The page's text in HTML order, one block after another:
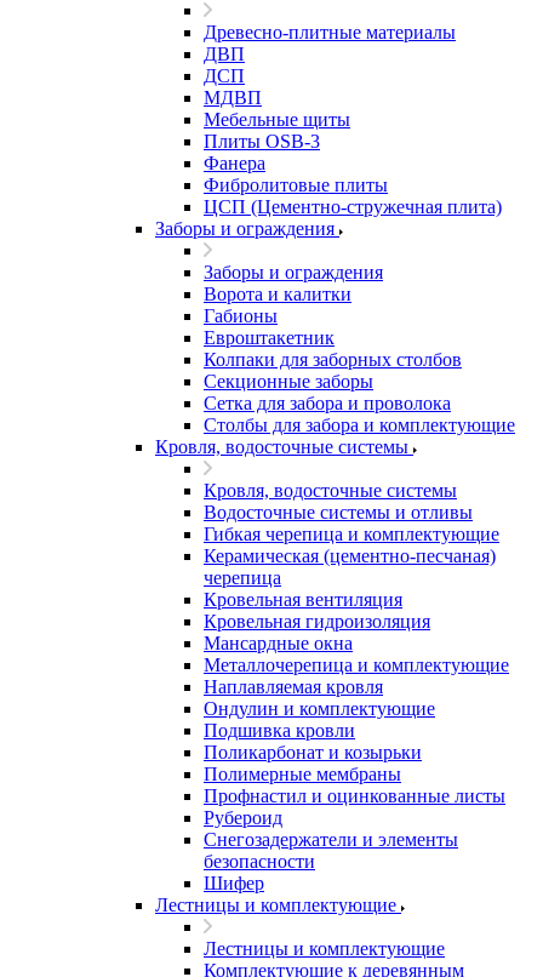
Древесно-плитные материалы
ДВП
ДСП
МДВП
Мебельные щиты
Плиты OSB-3
Фанера
Фибролитовые плиты
ЦСП (Цементно-стружечная плита)
Заборы и ограждения
Заборы и ограждения
Ворота и калитки
Габионы
Евроштакетник
Колпаки для заборных столбов
Секционные заборы
Сетка для забора и проволока
Столбы для забора и комплектующие
Кровля, водосточные системы
Кровля, водосточные системы
Водосточные системы и отливы
Гибкая черепица и комплектующие
Керамическая (цементно-песчаная)
черепица
Кровельная вентиляция
Кровельная гидроизоляция
Мансардные окна
Металлочерепица и комплектующие
Наплавляемая кровля
Ондулин и комплектующие
Подшивка кровли
Поликарбонат и козырьки
Полимерные мембраны
Профнастил и оцинкованные листы
Рубероид
Снегозадержатели и элементы
безопасности
Шифер
Лестницы и комплектующие
Лестницы и комплектующие
Комплектующие к деревянным